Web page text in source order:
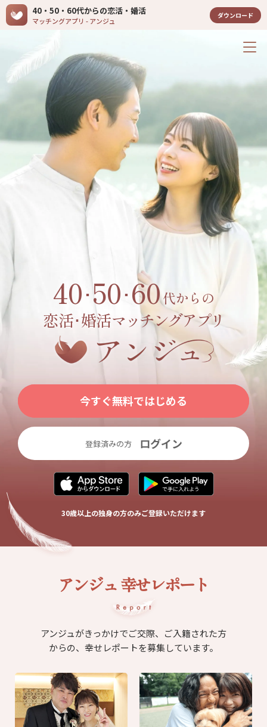
40・50・60代からの恋活・婚活
マッチングアプリ - アンジュ
ダウンロード
40･50･60代からの
恋活･婚活マッチングアプリ
今すぐ無料ではじめる
登録済みの方 ログイン
30歳以上の独身の方のみご登録いただけます
アンジュ 幸せレポート
アンジュがきっかけでご交際、ご入籍された方
からの、幸せレポートを募集しています。